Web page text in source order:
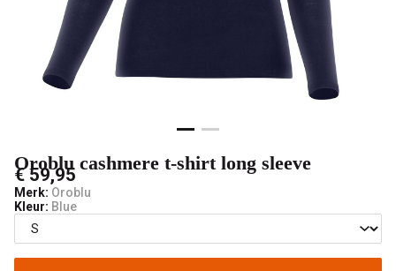
Oroblu cashmere t-shirt long sleeve
€ 59,95
Merk: Oroblu
Kleur: Blue